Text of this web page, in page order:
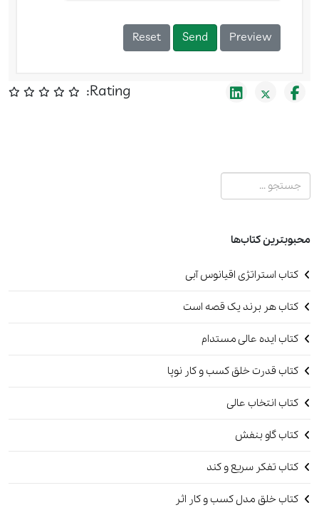
Preview
Send
Reset
Rating:
جستجو
محبوبترین کتاب‌ها
کتاب استراتژی اقیانوس آبی
کتاب هر برند یک قصه است
کتاب ایده عالی مستدام
کتاب قدرت خلق کسب و کار نوپا
کتاب انتخاب عالی
کتاب گاو بنفش
کتاب تفکر سریع و کند
کتاب خلق مدل کسب و کار اثر